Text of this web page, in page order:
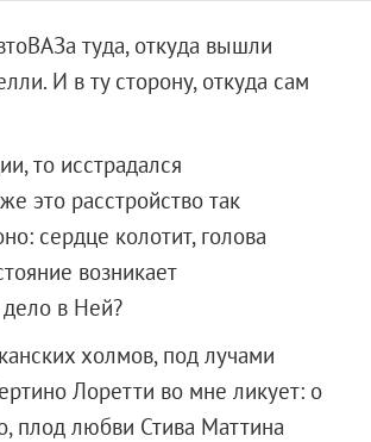
туда, откуда вышли
И в ту сторону, откуда сам
то исстрадался
это расстройство так
сердце колотит, голова
возникает
дело в Ней?
холмов, под лучами
Лоретти во мне ликует: o
плод любви Стива Маттина